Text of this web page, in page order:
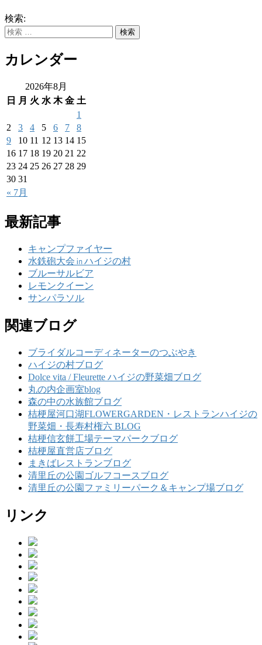
検索:
カレンダー
2026年8月
日
月 火 水 木 金 土
« 7月
1
2
3 4 5 6 7
8
9
10 11 12 13 14 15
16 17 18 19 20 21 22
23 24 25 26 27 28 29
30 31
最新記事
キャンプファイヤー
水鉄砲大会㏌ハイジの村
ブルーサルビア
レモンクイーン
サンパラソル
関連ブログ
ブライダルコーディネーターのつぶやき
ハイジの村ブログ
Dolce vita / Fleurette ハイジの野菜畑ブログ
丸の内企画室blog
森の中の水族館ブログ
桔梗屋河口湖FLOWERGARDEN・レストランハイジの
野菜畑・長寿村権六 BLOG
桔梗信玄餅工場テーマパークブログ
桔梗屋直営店ブログ
まきばレストランブログ
清里丘の公園ゴルフコースブログ
清里丘の公園ファミリーパーク＆キャンプ場ブログ
リンク